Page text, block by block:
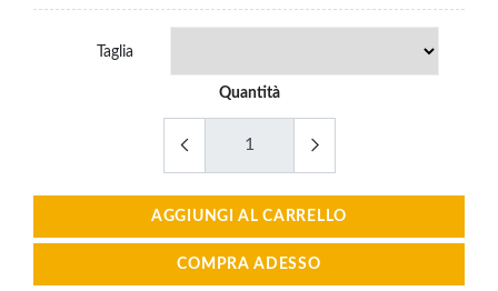
Taglia
Quantità
AGGIUNGI AL CARRELLO
COMPRA ADESSO